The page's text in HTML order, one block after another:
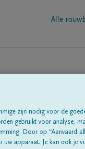
Alle
zijn nodig voor de
gebruikt voor analyse,
Door op “Aanvaard
apparaat. Je kan ook je